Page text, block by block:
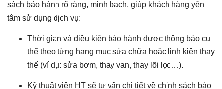
sách bảo hành rõ ràng, minh bạch, giúp khách hàng yên
tâm sử dụng dịch vụ:
Thời gian và điều kiện bảo hành được thông báo cụ
thể theo từng hạng mục sửa chữa hoặc linh kiện thay
thế (ví dụ: sửa bơm, thay van, thay lõi lọc…).
Kỹ thuật viên HT sẽ tư vấn chi tiết về chính sách bảo